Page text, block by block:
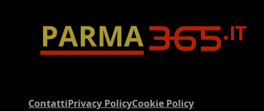
ContattiPrivacy PolicyCookie Policy